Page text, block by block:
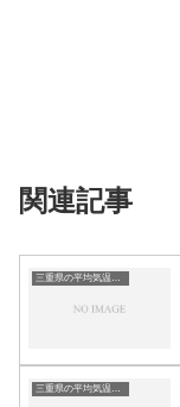
関連記事
三重県の平均気温まとめ
三重県の平均気温まとめ